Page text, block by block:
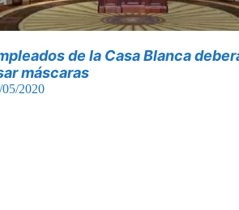
de la Casa Blanca
máscaras
05/2020